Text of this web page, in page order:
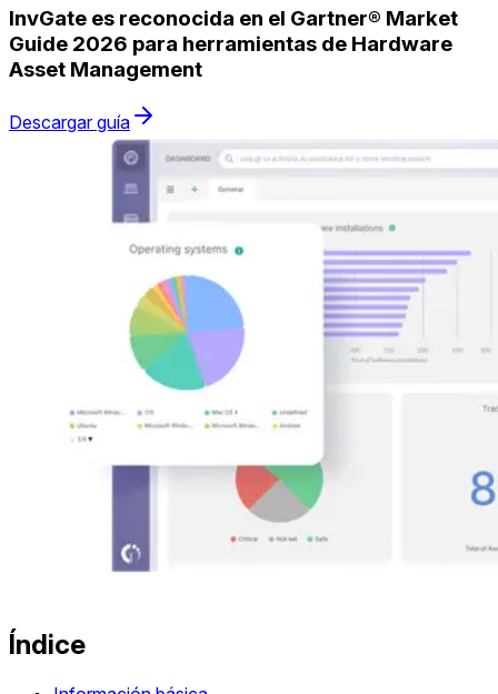
InvGate es reconocida en el Gartner® Market
Guide 2026 para herramientas de Hardware
Asset Management
Descargar guía
Índice